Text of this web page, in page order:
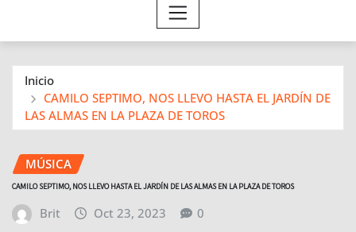
Inicio
CAMILO SEPTIMO, NOS LLEVO HASTA EL JARDÍN DE
LAS ALMAS EN LA PLAZA DE TOROS
MÚSICA
CAMILO SEPTIMO, NOS LLEVO HASTA EL JARDÍN DE LAS ALMAS EN LA PLAZA DE TOROS
Brit Oct 23, 2023 0